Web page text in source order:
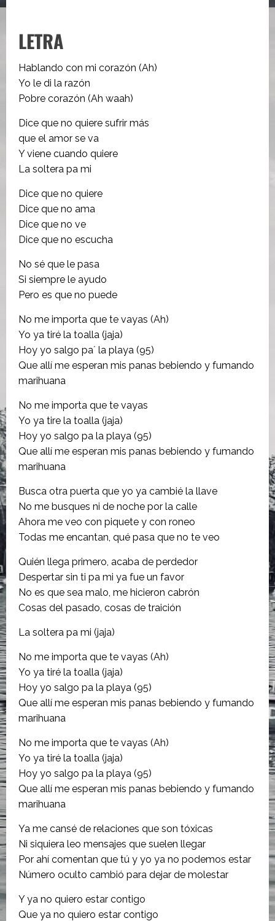
LETRA
Hablando con mi corazón (Ah)
Yo le di la razón
Pobre corazón (Ah waah)
Dice que no quiere sufrir más
que el amor se va
Y viene cuando quiere
La soltera pa mi
Dice que no quiere
Dice que no ama
Dice que no ve
Dice que no escucha
No sé que le pasa
Si siempre le ayudo
Pero es que no puede
No me importa que te vayas (Ah)
Yo ya tiré la toalla (jaja)
Hoy yo salgo pa´ la playa (95)
Que allí me esperan mis panas bebiendo y fumando
marihuana
No me importa que te vayas
Yo ya tire la toalla (jaja)
Hoy yo salgo pa la playa (95)
Que allí me esperan mis panas bebiendo y fumando
marihuana
Busca otra puerta que yo ya cambié la llave
No me busques ni de noche por la calle
Ahora me veo con piquete y con roneo
Todas me encantan, qué pasa que no te veo
Quién llega primero, acaba de perdedor
Despertar sin ti pa mi ya fue un favor
No es que sea malo, me hicieron cabrón
Cosas del pasado, cosas de traición
La soltera pa mi (jaja)
No me importa que te vayas (Ah)
Yo ya tiré la toalla (jaja)
Hoy yo salgo pa la playa (95)
Que allí me esperan mis panas bebiendo y fumando
marihuana
No me importa que te vayas (Ah)
Yo ya tiré la toalla (jaja)
Hoy yo salgo pa la playa (95)
Que allí me esperan mis panas bebiendo y fumando
marihuana
Ya me cansé de relaciones que son tóxicas
Ni siquiera leo mensajes que suelen llegar
Por ahí comentan que tú y yo ya no podemos estar
Número oculto cambió para dejar de molestar
Y ya no quiero estar contigo
Que ya no quiero estar contigo